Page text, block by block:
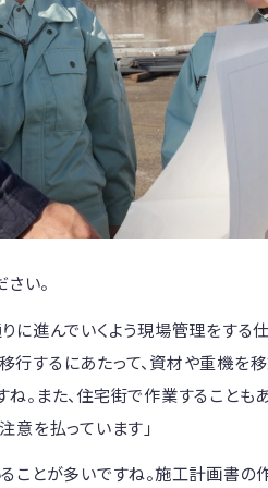
い。
に進んでいくよう現場管理をする
するにあたって、資材や重機を
。また、住宅街で作業すること
意を払っています」
ことが多いですね。施工計画書